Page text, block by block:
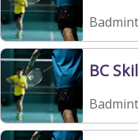
BC